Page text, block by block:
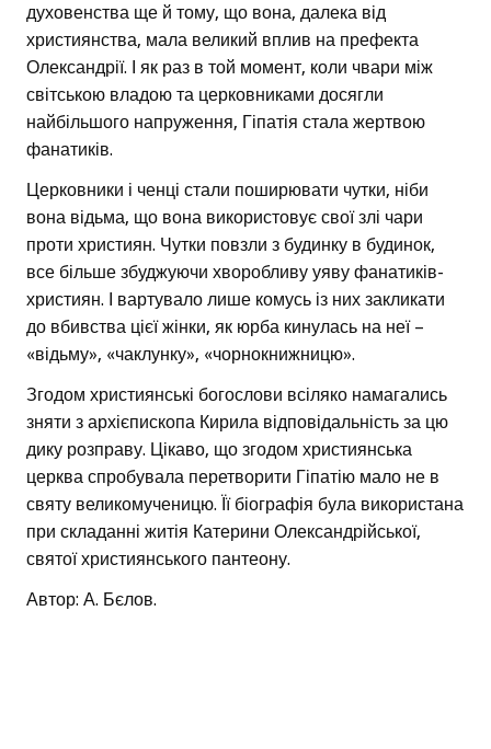
духовенства ще й тому, що вона, далека від
християнства, мала великий вплив на префекта
Олександрії. І як раз в той момент, коли чвари між
світською владою та церковниками досягли
найбільшого напруження, Гіпатія стала жертвою
фанатиків.
Церковники і ченці стали поширювати чутки, ніби
вона відьма, що вона використовує свої злі чари
проти християн. Чутки повзли з будинку в будинок,
все більше збуджуючи хворобливу уяву фанатиків-
християн. І вартувало лише комусь із них закликати
до вбивства цієї жінки, як юрба кинулась на неї –
«відьму», «чаклунку», «чорнокнижницю».
Згодом християнські богослови всіляко намагались
зняти з архієпископа Кирила відповідальність за цю
дику розправу. Цікаво, що згодом християнська
церква спробувала перетворити Гіпатію мало не в
святу великомученицю. Її біографія була використана
при складанні житія Катерини Олександрійської,
святої християнського пантеону.
Автор: А. Бєлов.